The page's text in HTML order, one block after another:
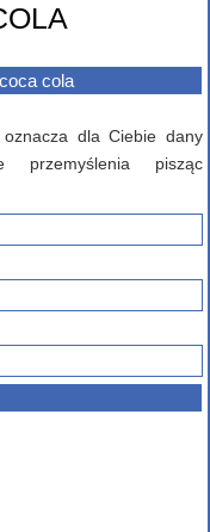
cola
dla Ciebie dany
przemyślenia pisząc